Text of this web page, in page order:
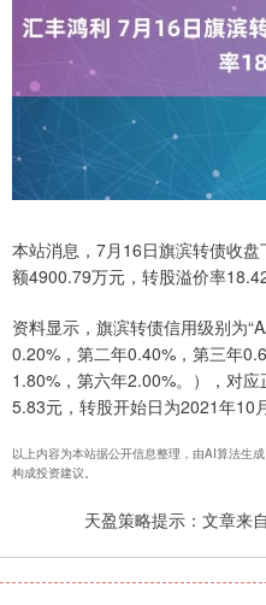
本站消息，7月16日旗滨转债收
额4900.79万元，转股溢价率
资料显示，旗滨转债信用级别为
0.20%，第二年0.40%，第三年
1.80%，第六年2.00%。），对
5.83元，转股开始日为2021年10
以上内容为本站据公开信息整理，由AI算法
构成投资建议。
天盈策略提示：文章来